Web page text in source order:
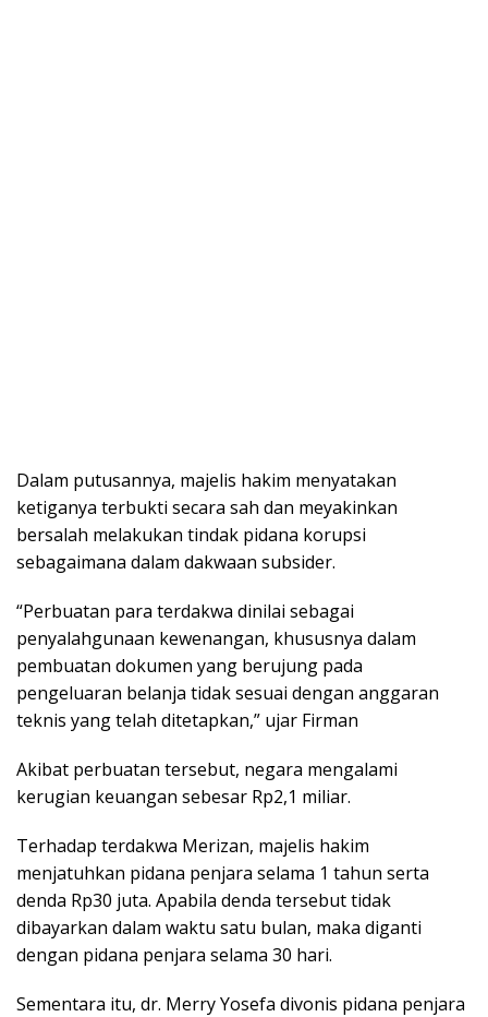
Dalam putusannya, majelis hakim menyatakan
ketiganya terbukti secara sah dan meyakinkan
bersalah melakukan tindak pidana korupsi
sebagaimana dalam dakwaan subsider.
“Perbuatan para terdakwa dinilai sebagai
penyalahgunaan kewenangan, khususnya dalam
pembuatan dokumen yang berujung pada
pengeluaran belanja tidak sesuai dengan anggaran
teknis yang telah ditetapkan,” ujar Firman
Akibat perbuatan tersebut, negara mengalami
kerugian keuangan sebesar Rp2,1 miliar.
Terhadap terdakwa Merizan, majelis hakim
menjatuhkan pidana penjara selama 1 tahun serta
denda Rp30 juta. Apabila denda tersebut tidak
dibayarkan dalam waktu satu bulan, maka diganti
dengan pidana penjara selama 30 hari.
Sementara itu, dr. Merry Yosefa divonis pidana penjara